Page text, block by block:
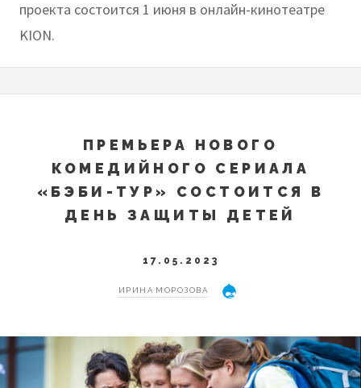
проекта состоится 1 июня в онлайн-кинотеатре
KION.
ПРЕМЬЕРА НОВОГО
КОМЕДИЙНОГО СЕРИАЛА
«БЭБИ-ТУР» СОСТОИТСЯ В
ДЕНЬ ЗАЩИТЫ ДЕТЕЙ
17.05.2023
ИРИНА МОРОЗОВА